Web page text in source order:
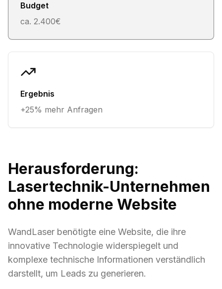
Budget
ca. 2.400€
Ergebnis
+25% mehr Anfragen
Herausforderung:
Lasertechnik-Unternehmen
ohne moderne Website
WandLaser benötigte eine Website, die ihre
innovative Technologie widerspiegelt und
komplexe technische Informationen verständlich
darstellt, um Leads zu generieren.